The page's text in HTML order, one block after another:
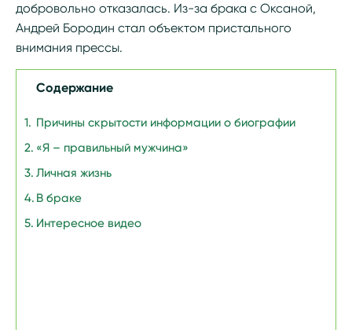
добровольно отказалась. Из-за брака с Оксаной,
Андрей Бородин стал объектом пристального
внимания прессы.
Содержание
Причины скрытости информации о биографии
«Я – правильный мужчина»
Личная жизнь
В браке
Интересное видео